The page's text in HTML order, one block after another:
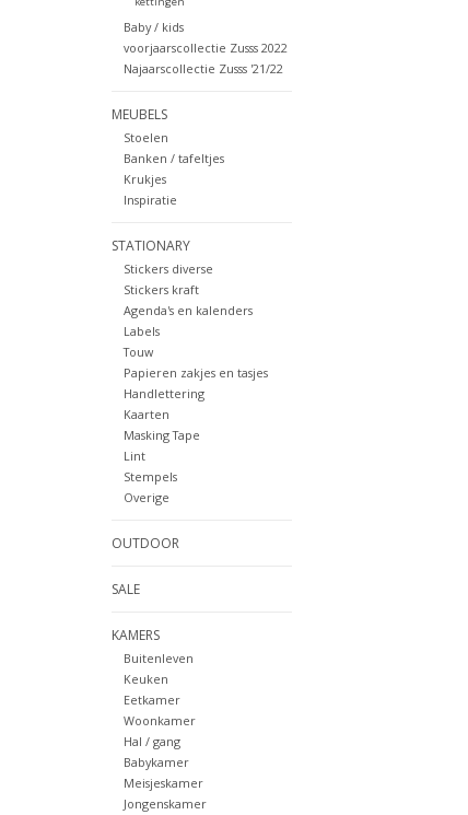
Baby / kids
voorjaarscollectie Zusss 2022
Najaarscollectie Zusss '21/22
MEUBELS
Stoelen
Banken / tafeltjes
Krukjes
Inspiratie
STATIONARY
Stickers diverse
Stickers kraft
Agenda's en kalenders
Labels
Touw
Papieren zakjes en tasjes
Handlettering
Kaarten
Masking Tape
Lint
Stempels
Overige
OUTDOOR
SALE
KAMERS
Buitenleven
Keuken
Eetkamer
Woonkamer
Hal / gang
Babykamer
Meisjeskamer
Jongenskamer